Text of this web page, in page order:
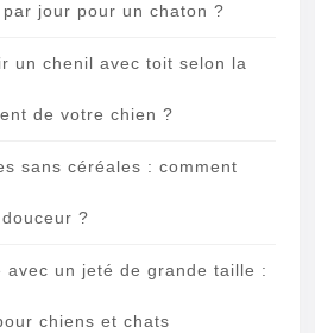
jour pour un chaton ?
un chenil avec toit selon la
de votre chien ?
sans céréales : comment
?
avec un jeté de grande taille :
chiens et chats